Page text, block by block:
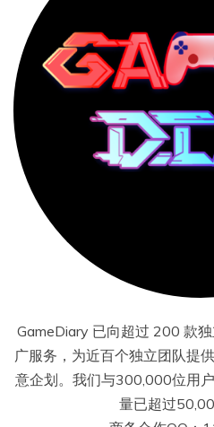
GameDiary 已向超过 200 款
广服务，为近百个独立团队提
意企划。我们与300,000位用
量已超过